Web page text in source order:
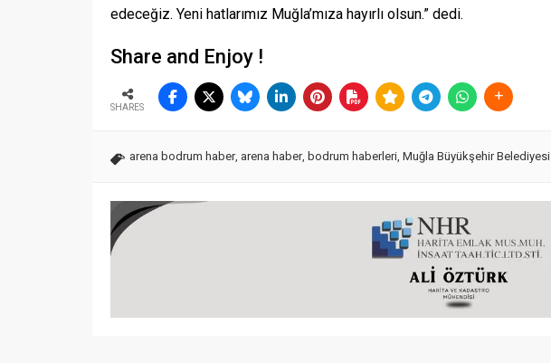
edeceğiz. Yeni hatlarımız Muğla’mıza hayırlı olsun.” dedi.
Share and Enjoy !
SHARES
arena bodrum haber, arena haber, bodrum haberleri, Muğla Büyükşehir Belediyesi